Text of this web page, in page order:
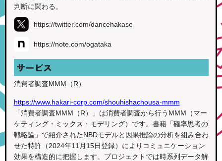
判断に関わる。
https://twitter.com/dancehakase
https://note.com/ogataka
サービス
消費者調査MMM（R）
https://www.hakari-corp.com/shouhishachousa-mmm
「消費者調査MMM（R）」は消費者調査から行うMMM（マー
ケティング・ミックス・モデリング）です。書籍「確率思考の
戦略論」で紹介されたNBDモデルと因果推論の分析を組み合わ
せた特許（2024年11月15日登録）によりコミュニケーション
効果を構造的に把握します。プロジェクトでは時系列データ解